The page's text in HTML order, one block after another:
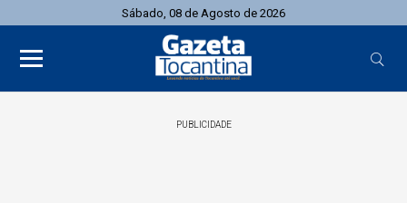
Sábado, 08 de Agosto de 2026
PUBLICIDADE